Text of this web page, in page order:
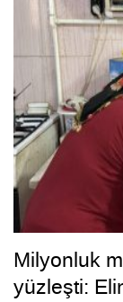
Milyonluk
yüzleşti: